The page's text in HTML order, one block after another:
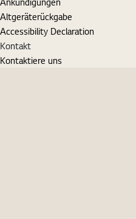
Altgeräterückgabe
Accessibility Declaration
Kontakt
Kontaktiere uns